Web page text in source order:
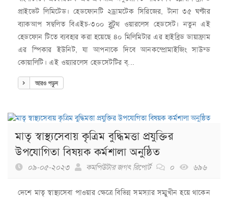
প্রাইভেট লিমিটেড। হেডফোনটি ২ড্রামটেক সিরিজের, টানা ৩৫ ঘণ্টার
ব্যাকআপ সম্বলিত বিএইচ-৩০০ ব্লুটুথ ওয়ারলেস হেডসেট। নতুন এই
হেডফোন টিতে ব্যবহার করা হয়েছে ৪০ মিলিমিটার এর হাইব্রিড ডায়াফ্রাম
এর স্পিকার ইউনিট, যা আপনাকে দিবে আনকম্প্রোমাইজিং সাউন্ড
কোয়ালিটি। এই ওয়্যারলেস হেডসেটটির ব্...
আরও পড়ুন
মাতৃ স্বাস্থ্যসেবায় কৃত্রিম বুদ্ধিমত্তা প্রযুক্তির
উপযোগিতা বিষয়ক কর্মশালা অনুষ্ঠিত
০৯-০৫-২০২৩ কমপিউটার জগৎ রিপোর্ট ০ ৬৯৬
দেশে মাতৃ স্বাস্থ্যসেবা পাওয়ার ক্ষেত্রে বিভিন্ন সমস্যার সম্মুখীন হয়ে থাকেন